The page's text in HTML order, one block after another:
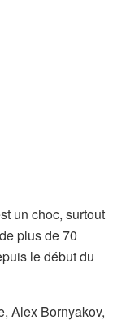
un choc, surtout
plus de 70
le début du
Alex Bornyakov,